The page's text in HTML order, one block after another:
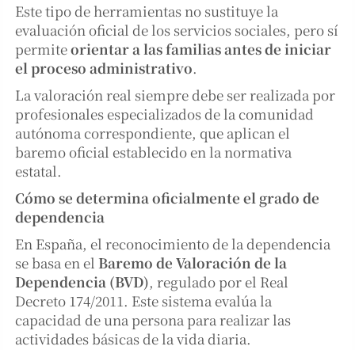
Este tipo de herramientas no sustituye la
evaluación oficial de los servicios sociales, pero sí
permiteorientar a las familias antes de iniciar
el proceso administrativo.
La valoración real siempre debe ser realizada por
profesionales especializados de la comunidad
autónoma correspondiente, que aplican el
baremo oficial establecido en la normativa
estatal.
Cómo se determina oficialmente el grado de
dependencia
En España, el reconocimiento de la dependencia
se basa en el Baremo de Valoración de la
Dependencia (BVD), regulado por el Real
Decreto 174/2011. Este sistema evalúa la
capacidad de una persona para realizar las
actividades básicas de la vida diaria.